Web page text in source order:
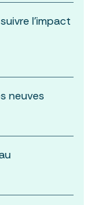
l'impact
neuves